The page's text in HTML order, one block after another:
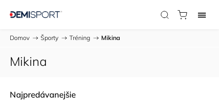
Domov / Športy / Tréning / Mikina
Mikina
Najpredávanejšie